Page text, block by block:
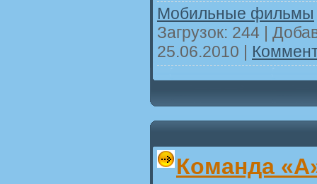
Мобильные фильмы
Загрузок: 244 |
25.06.2010 |
Команда